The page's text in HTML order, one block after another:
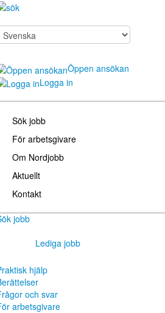
Öppen ansökan
Logga in
Sök jobb
För arbetsgivare
Om Nordjobb
Aktuellt
Kontakt
jobb
Lediga jobb
hjälp
och svar
arbetsgivare